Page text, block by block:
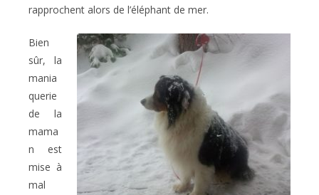
rapprochent alors de l’éléphant de mer.
Bien
sûr, la
mania
querie
de la
mama
n est
mise à
mal